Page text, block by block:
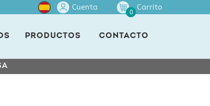
Cuenta
0
Carrito
PRODUCTOS CONTACTO